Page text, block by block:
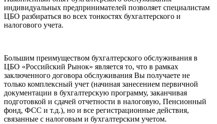
индивидуальных предпринимателей позволяет специалистам
ЦБО разбираться во всех тонкостях бухгалтерского и
налогового учета.
Большим преимуществом бухгалтерского обслуживания в
ЦБО «Российский Рынок» является то, что в рамках
заключенного договора обслуживания Вы получаете не
только комплексный учет (начиная занесением первичной
документации в бухгалтерскую программу, заканчивая
подготовкой и сдачей отчетности в налоговую, Пенсионный
фонд, ФСС и т.д.), но и все регистрационные действия,
связанные с налоговым и бухгалтерским учетом.